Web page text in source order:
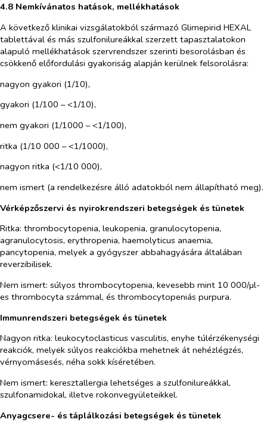
4.8 Nemkívánatos hatások, mellékhatások
A következő klinikai vizsgálatokból származó Glimepirid HEXAL
tablettával és más szulfonilureákkal szerzett tapasztalatokon
alapuló mellékhatások szervrendszer szerinti besorolásban és
csökkenő előfordulási gyakoriság alapján kerülnek felsorolásra:
nagyon gyakori (1/10),
gyakori (1/100 – <1/10),
nem gyakori (1/1000 – <1/100),
ritka (1/10 000 – <1/1000),
nagyon ritka (<1/10 000),
nem ismert (a rendelkezésre álló adatokból nem állapítható meg).
Vérképzőszervi és nyirokrendszeri betegségek és tünetek
Ritka: thrombocytopenia, leukopenia, granulocytopenia,
agranulocytosis, erythropenia, haemolyticus anaemia,
pancytopenia, melyek a gyógyszer abbahagyására általában
reverzibilisek.
Nem ismert: súlyos thrombocytopenia, kevesebb mint 10 000/µl-
es thrombocyta számmal, és thrombocytopeniás purpura.
Immunrendszeri betegségek és tünetek
Nagyon ritka: leukocytoclasticus vasculitis, enyhe túlérzékenységi
reakciók, melyek súlyos reakciókba mehetnek át nehézlégzés,
vérnyomásesés, néha sokk kíséretében.
Nem ismert: keresztallergia lehetséges a szulfonilureákkal,
szulfonamidokal, illetve rokonvegyületeikkel.
Anyagcsere- és táplálkozási betegségek és tünetek